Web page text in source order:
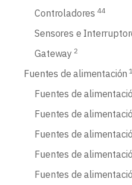
Controladores 44
Sensores e
Gateway 2
Fuentes de alimentación
Fuentes de
Fuentes de
Fuentes de
Fuentes de
Fuentes de